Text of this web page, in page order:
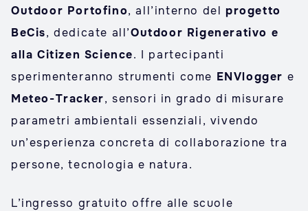
Outdoor Portofino, all’interno delprogetto
BeCis, dedicate all’Outdoor Rigenerativo e
alla Citizen Science. I partecipanti
sperimenteranno strumenti come ENVlogger e
Meteo-Tracker, sensori in grado di misurare
parametri ambientali essenziali, vivendo
un’esperienza concreta di collaborazione tra
persone, tecnologia e natura.
L’ingresso gratuito offre alle scuole